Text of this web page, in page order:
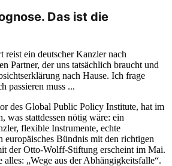
Das ist die
reist ein deutscher Kanzler nach
Partner, der uns tatsächlich braucht und
nach Hause. Ich frage
passieren muss ...
des Global Public Policy Institute, hat im
was stattdessen nötig wäre: ein
flexible Instrumente, echte
europäisches Bündnis mit den richtigen
der Otto-Wolff-Stiftung erscheint im Mai.
„Wege aus der Abhängigkeitsfalle“.